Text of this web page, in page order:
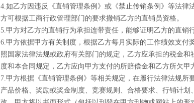
4.如乙方因违反《直销管理条例》或《禁止传销条例》等法律
方可根据工商行政管理部门的要求撤销乙方的直销员资格。
5.甲方对乙方的直销行为承担连带责任，能够证明乙方的直销
6.甲方依据甲方有关制度，根据乙方每月实际的工作绩效支付
照国家法律法规或政府有关部门的规定，乙方应承担的税金和
度和本合同规定，乙方应向甲方支付的所赔偿金和乙方所欠甲
7.甲方根据《直销管理条例》等相关规定，在履行法律法规所
产品价格、奖励或奖金制度、竞赛规则、合格要求、行销计